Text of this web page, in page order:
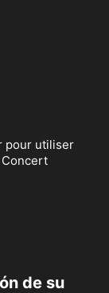
pour utiliser
de su